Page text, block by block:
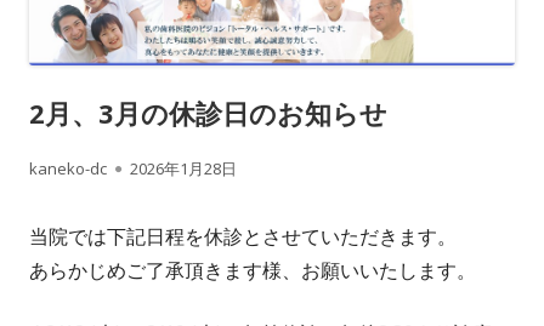
ニ
2月、3月の休診日のお知らせ
作
kaneko-dc
公
2026年1月28日
当院では下記日程を休診とさせていただきます。
あらかじめご了承頂きます様、お願いいたします。